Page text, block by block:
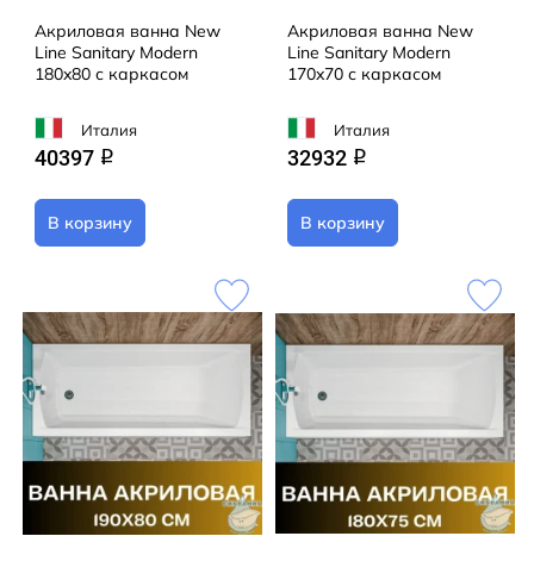
Акриловая ванна New
Line Sanitary Modern
180x80 с каркасом
Италия
40397 q
В корзину
Акриловая ванна New
Line Sanitary Modern
170x70 с каркасом
Италия
32932 q
В корзину